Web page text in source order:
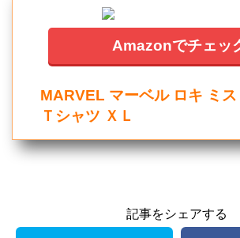
Amazonでチェッ
MARVEL マーベル ロキ ミス
Ｔシャツ ＸＬ
記事をシェアする